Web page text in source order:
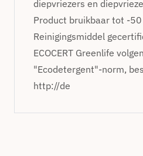
diepvriezers en
Product bruikbaar tot -50
Reinigingsmiddel
ECOCERT Greenlife
"Ecodetergent"-norm,
http://de